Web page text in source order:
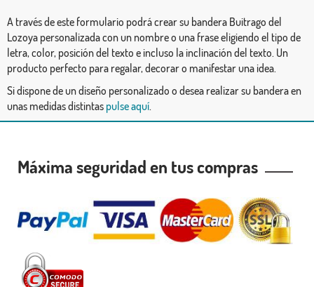
A través de este formulario podrá crear su bandera Buitrago del
Lozoya personalizada con un nombre o una frase eligiendo el tipo de
letra, color, posición del texto e incluso la inclinación del texto. Un
producto perfecto para regalar, decorar o manifestar una idea.
Si dispone de un diseño personalizado o desea realizar su bandera en
unas medidas distintas pulse aquí.
Máxima seguridad en tus compras